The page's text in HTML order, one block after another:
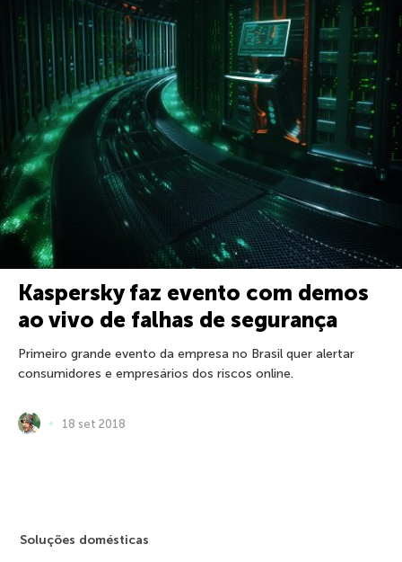
Kaspersky faz evento com demos
ao vivo de falhas de segurança
Primeiro grande evento da empresa no Brasil quer alertar
consumidores e empresários dos riscos online.
18 set 2018
Soluções domésticas